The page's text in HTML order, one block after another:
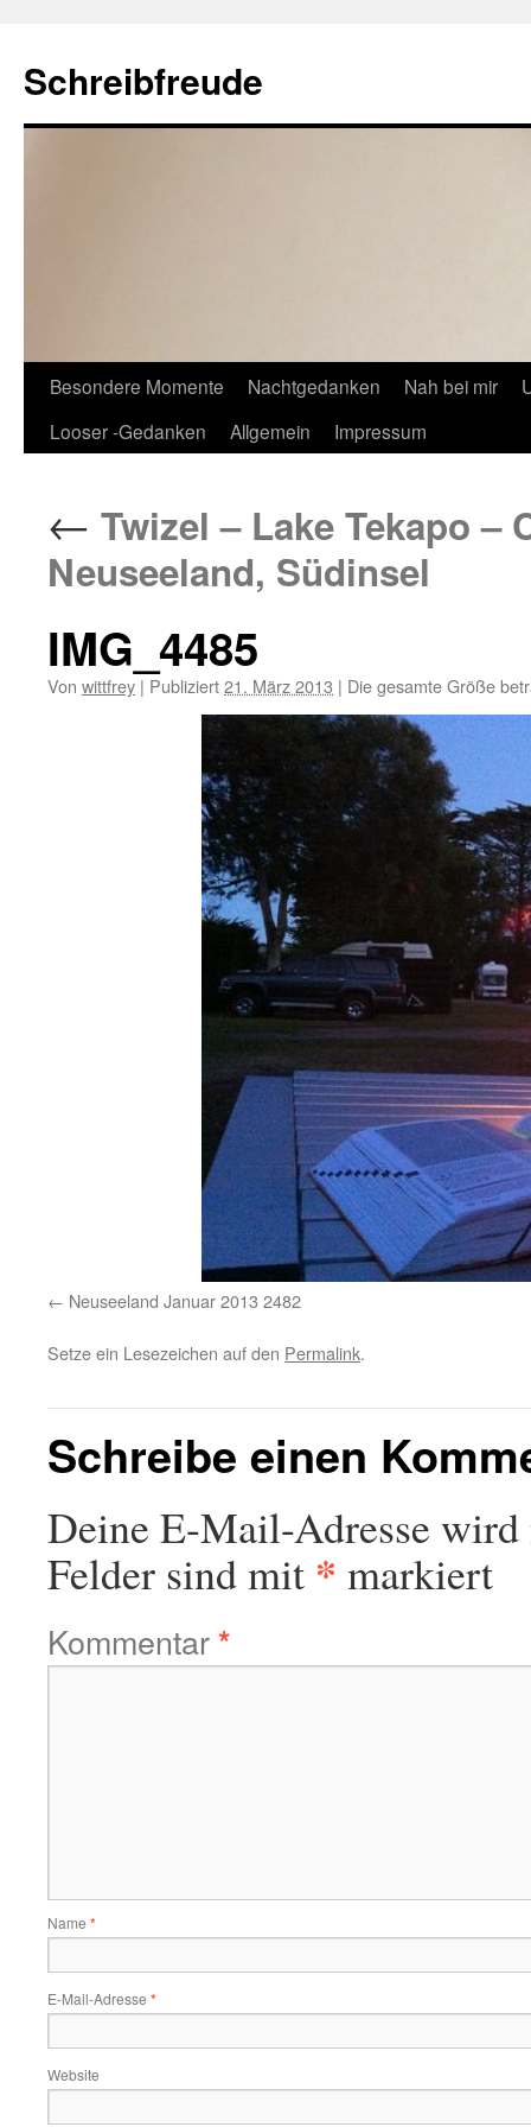
Schreibfreude
Besondere Momente Nachtgedanken Nah bei mir
Looser -Gedanken
Allgemein Impressum
← Twizel – Lake Tekapo –
Neuseeland, Südinsel
IMG_4485
Von wittfrey | Publiziert21. März 2013 | Die gesamte Größe
Neuseeland Januar 2013 2482
Setze ein Lesezeichen auf den Permalink.
Schreibe einen
Deine E-Mail-Adresse
Felder sind mit * markiert
Kommentar*
Name *
E-Mail-Adresse *
Website